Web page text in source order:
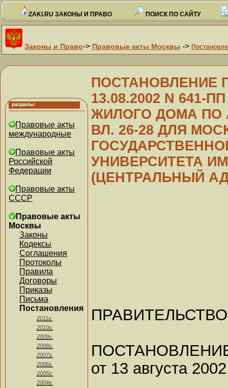
ZAKI.RU ЗАКОНЫ И ПРАВО ПОИСК ПО САЙТУ
Законы и Право-> Правовые акты Москвы ->
Правовые акты
международные
Правовые акты
Российской
Федерации
Правовые акты
СССР
Правовые акты
Москвы
Законы
Кодексы
Соглашения
Протоколы
Правила
Договоры
Приказы
Письма
Постановления
2011г.
2010г.
2009г.
2008г.
2007г.
2006г.
2005г.
2004г.
ПОСТАНОВЛЕНИЕ
13.08.2002 N 641-
ЖИЛОГО ДОМА ПО
ВЛ. 26-28 ДЛЯ
УНИВЕРСИТЕТА
(ЦЕНТРАЛЬНЫЙ
от 13 августа